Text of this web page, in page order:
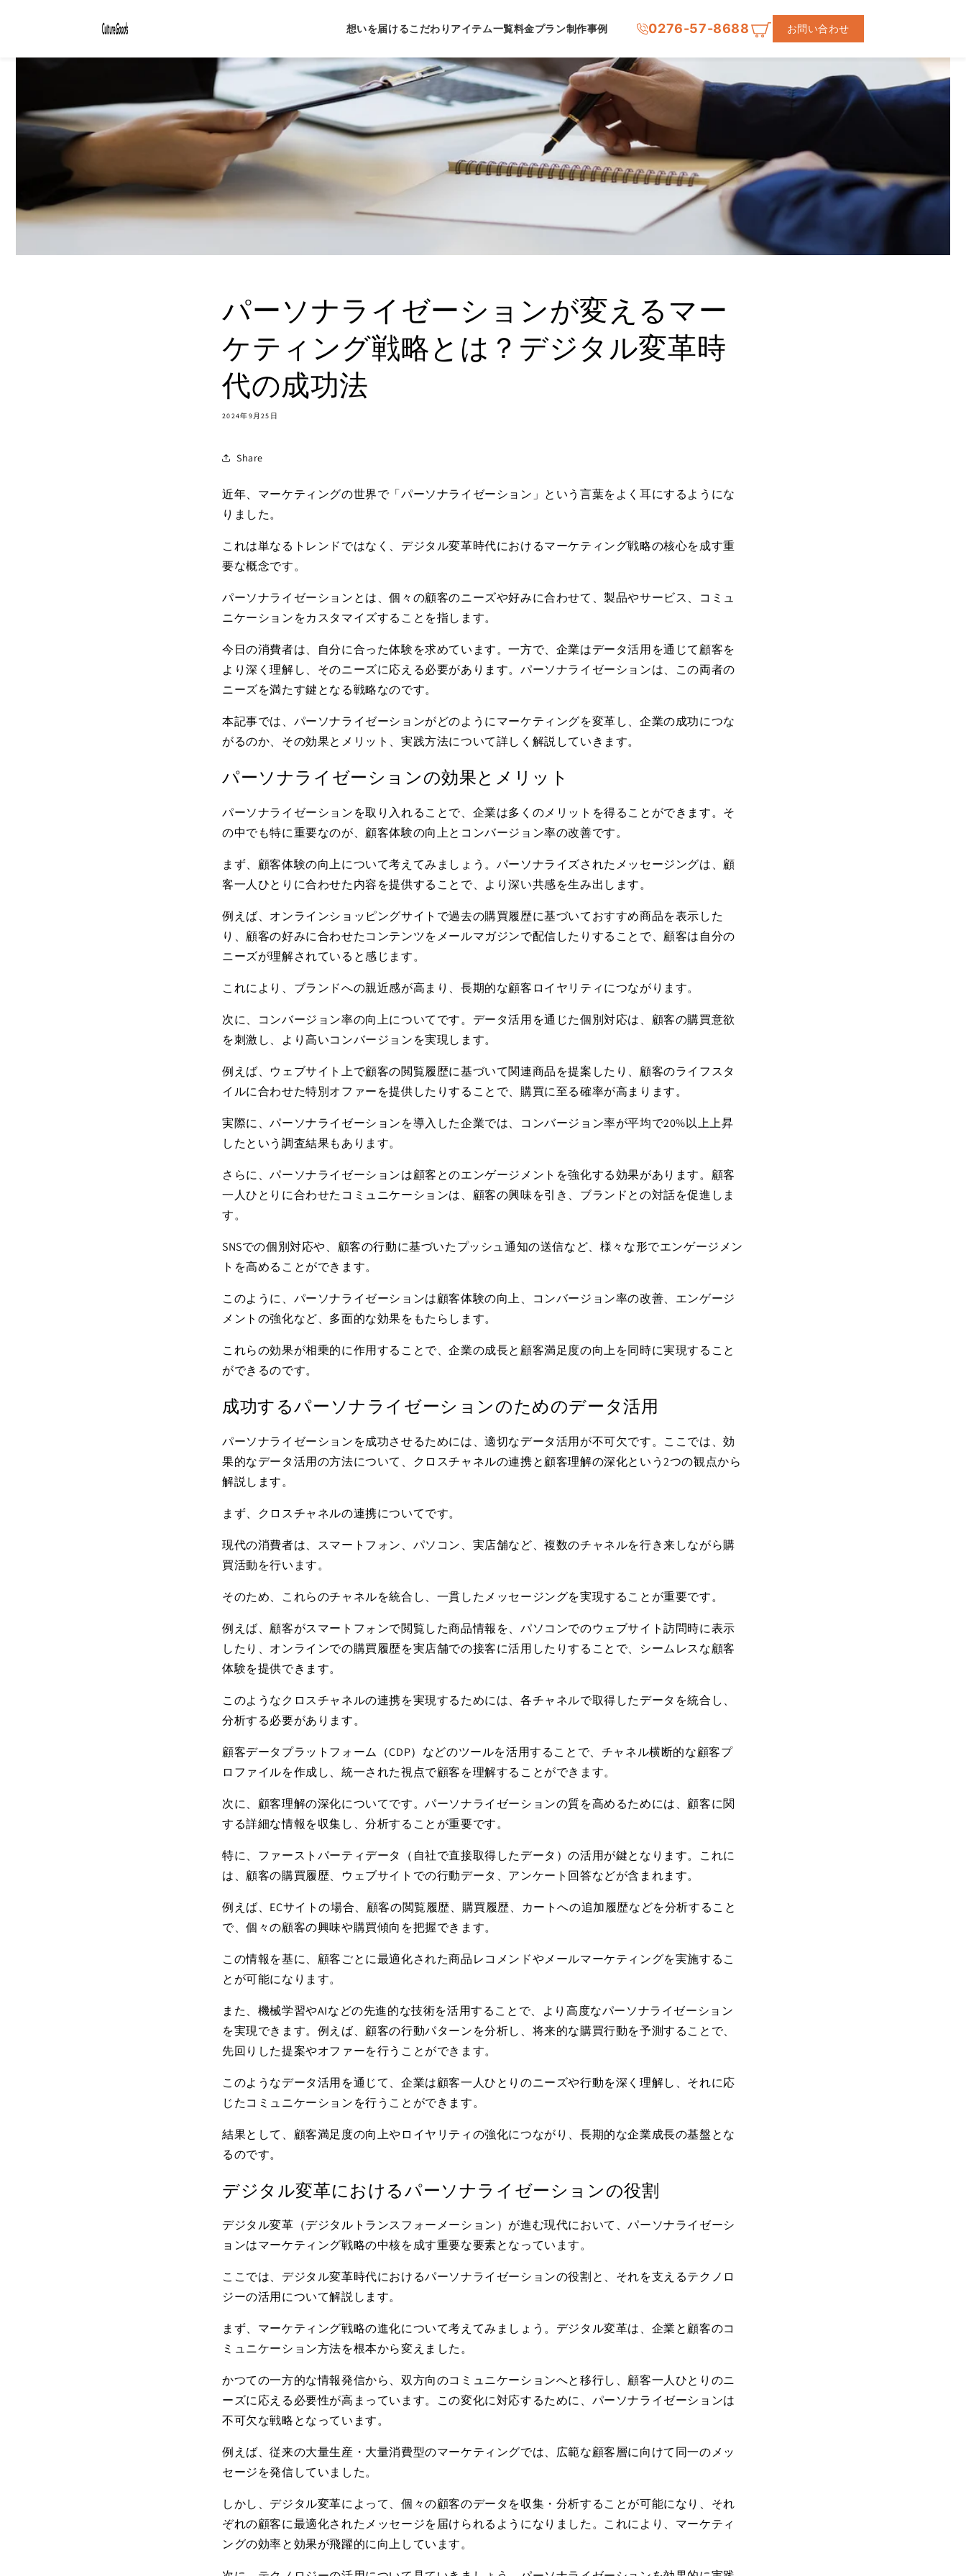
想いを届けるこだわり アイテム一覧料金プラン制作事例 0276-57-8688 お問い合わせ
パーソナライゼーションが変えるマー
ケティング戦略とは？デジタル変革時
代の成功法
2024年9月25日
Share
近年、マーケティングの世界で「パーソナライゼーション」という言葉をよく耳にするようにな
りました。
これは単なるトレンドではなく、デジタル変革時代におけるマーケティング戦略の核心を成す重
要な概念です。
パーソナライゼーションとは、個々の顧客のニーズや好みに合わせて、製品やサービス、コミュ
ニケーションをカスタマイズすることを指します。
今日の消費者は、自分に合った体験を求めています。一方で、企業はデータ活用を通じて顧客を
より深く理解し、そのニーズに応える必要があります。パーソナライゼーションは、この両者の
ニーズを満たす鍵となる戦略なのです。
本記事では、パーソナライゼーションがどのようにマーケティングを変革し、企業の成功につな
がるのか、その効果とメリット、実践方法について詳しく解説していきます。
パーソナライゼーションの効果とメリット
パーソナライゼーションを取り入れることで、企業は多くのメリットを得ることができます。そ
の中でも特に重要なのが、顧客体験の向上とコンバージョン率の改善です。
まず、顧客体験の向上について考えてみましょう。パーソナライズされたメッセージングは、顧
客一人ひとりに合わせた内容を提供することで、より深い共感を生み出します。
例えば、オンラインショッピングサイトで過去の購買履歴に基づいておすすめ商品を表示した
り、顧客の好みに合わせたコンテンツをメールマガジンで配信したりすることで、顧客は自分の
ニーズが理解されていると感じます。
これにより、ブランドへの親近感が高まり、長期的な顧客ロイヤリティにつながります。
次に、コンバージョン率の向上についてです。データ活用を通じた個別対応は、顧客の購買意欲
を刺激し、より高いコンバージョンを実現します。
例えば、ウェブサイト上で顧客の閲覧履歴に基づいて関連商品を提案したり、顧客のライフスタ
イルに合わせた特別オファーを提供したりすることで、購買に至る確率が高まります。
実際に、パーソナライゼーションを導入した企業では、コンバージョン率が平均で20%以上上昇
したという調査結果もあります。
さらに、パーソナライゼーションは顧客とのエンゲージメントを強化する効果があります。顧客
一人ひとりに合わせたコミュニケーションは、顧客の興味を引き、ブランドとの対話を促進しま
す。
SNSでの個別対応や、顧客の行動に基づいたプッシュ通知の送信など、様々な形でエンゲージメン
トを高めることができます。
このように、パーソナライゼーションは顧客体験の向上、コンバージョン率の改善、エンゲージ
メントの強化など、多面的な効果をもたらします。
これらの効果が相乗的に作用することで、企業の成長と顧客満足度の向上を同時に実現すること
ができるのです。
成功するパーソナライゼーションのためのデータ活用
パーソナライゼーションを成功させるためには、適切なデータ活用が不可欠です。ここでは、効
果的なデータ活用の方法について、クロスチャネルの連携と顧客理解の深化という2つの観点から
解説します。
まず、クロスチャネルの連携についてです。
現代の消費者は、スマートフォン、パソコン、実店舗など、複数のチャネルを行き来しながら購
買活動を行います。
そのため、これらのチャネルを統合し、一貫したメッセージングを実現することが重要です。
例えば、顧客がスマートフォンで閲覧した商品情報を、パソコンでのウェブサイト訪問時に表示
したり、オンラインでの購買履歴を実店舗での接客に活用したりすることで、シームレスな顧客
体験を提供できます。
このようなクロスチャネルの連携を実現するためには、各チャネルで取得したデータを統合し、
分析する必要があります。
顧客データプラットフォーム（CDP）などのツールを活用することで、チャネル横断的な顧客プ
ロファイルを作成し、統一された視点で顧客を理解することができます。
次に、顧客理解の深化についてです。パーソナライゼーションの質を高めるためには、顧客に関
する詳細な情報を収集し、分析することが重要です。
特に、ファーストパーティデータ（自社で直接取得したデータ）の活用が鍵となります。これに
は、顧客の購買履歴、ウェブサイトでの行動データ、アンケート回答などが含まれます。
例えば、 ECサイトの場合、顧客の閲覧履歴、購買履歴、カートへの追加履歴などを分析すること
で、個々の顧客の興味や購買傾向を把握できます。
この情報を基に、顧客ごとに最適化された商品レコメンドやメールマーケティングを実施するこ
とが可能になります。
また、機械学習やAIなどの先進的な技術を活用することで、より高度なパーソナライゼーション
を実現できます。例えば、顧客の行動パターンを分析し、将来的な購買行動を予測することで、
先回りした提案やオファーを行うことができます。
このようなデータ活用を通じて、企業は顧客一人ひとりのニーズや行動を深く理解し、それに応
じたコミュニケーションを行うことができます。
結果として、顧客満足度の向上やロイヤリティの強化につながり、長期的な企業成長の基盤とな
るのです。
デジタル変革におけるパーソナライゼーションの役割
デジタル変革（デジタルトランスフォーメーション）が進む現代において、パーソナライゼーシ
ョンはマーケティング戦略の中核を成す重要な要素となっています。
ここでは、デジタル変革時代におけるパーソナライゼーションの役割と、それを支えるテクノロ
ジーの活用について解説します。
まず、マーケティング戦略の進化について考えてみましょう。デジタル変革は、企業と顧客のコ
ミュニケーション方法を根本から変えました。
かつての一方的な情報発信から、双方向のコミュニケーションへと移行し、顧客一人ひとりのニ
ーズに応える必要性が高まっています。この変化に対応するために、パーソナライゼーションは
不可欠な戦略となっています。
例えば、従来の大量生産・大量消費型のマーケティングでは、広範な顧客層に向けて同一のメッ
セージを発信していました。
しかし、デジタル変革によって、個々の顧客のデータを収集・分析することが可能になり、それ
ぞれの顧客に最適化されたメッセージを届けられるようになりました。これにより、マーケティ
ングの効率と効果が飛躍的に向上しています。